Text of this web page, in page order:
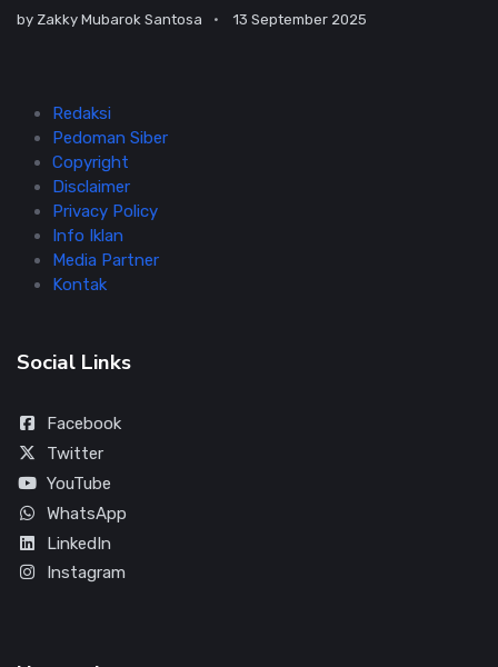
by Zakky Mubarok Santosa 13 September 2025
Redaksi
Pedoman Siber
Copyright
Disclaimer
Privacy Policy
Info Iklan
Media Partner
Kontak
Social Links
Facebook
Twitter
YouTube
WhatsApp
LinkedIn
Instagram